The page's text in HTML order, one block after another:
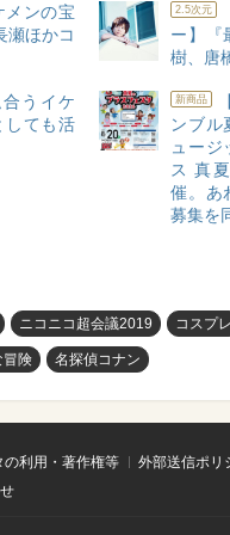
メンの宝
瀬ほかコ
2.5次元
ー】『
樹、唐
うイケ
ても活
新商品
ンブル
ュージ
ス 真
催。あ
募集を
ニコニコ超会議2019 コスプレ
冒険 名探偵コナン
の利用・著作権等 外部送信ポリ